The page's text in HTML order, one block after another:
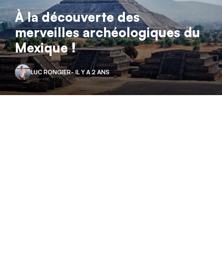
À la découverte des
merveilles archéologiques du
Mexique !
LUC RONGIER- IL Y A 2 ANS